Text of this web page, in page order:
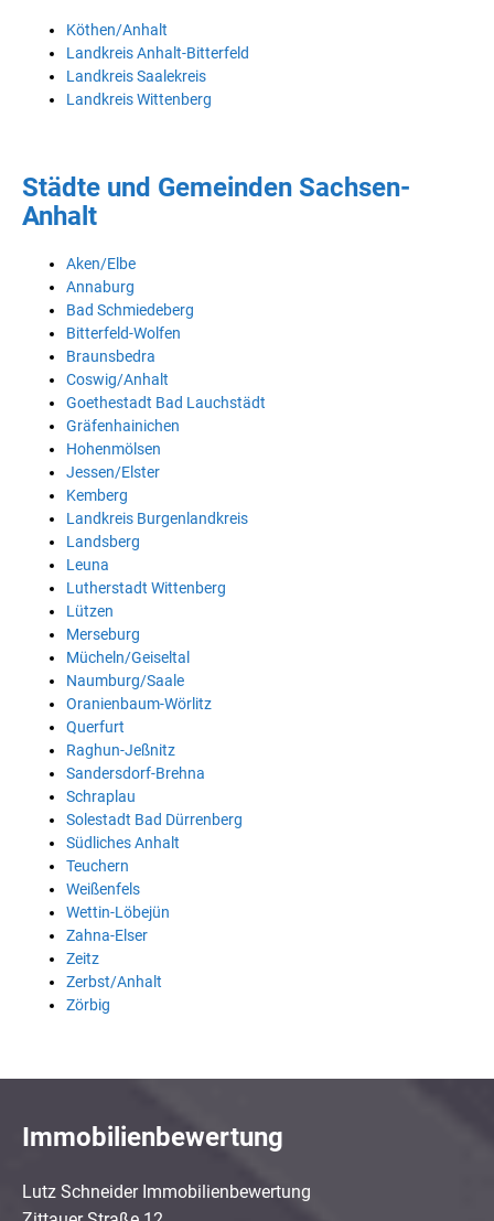
Köthen/Anhalt
Landkreis Anhalt-Bitterfeld
Landkreis Saalekreis
Landkreis Wittenberg
Städte und Gemeinden Sachsen-
Anhalt
Aken/Elbe
Annaburg
Bad Schmiedeberg
Bitterfeld-Wolfen
Braunsbedra
Coswig/Anhalt
Goethestadt Bad Lauchstädt
Gräfenhainichen
Hohenmölsen
Jessen/Elster
Kemberg
Landkreis Burgenlandkreis
Landsberg
Leuna
Lutherstadt Wittenberg
Lützen
Merseburg
Mücheln/Geiseltal
Naumburg/Saale
Oranienbaum-Wörlitz
Querfurt
Raghun-Jeßnitz
Sandersdorf-Brehna
Schraplau
Solestadt Bad Dürrenberg
Südliches Anhalt
Teuchern
Weißenfels
Wettin-Löbejün
Zahna-Elser
Zeitz
Zerbst/Anhalt
Zörbig
Immobilienbewertung
Lutz Schneider Immobilienbewertung